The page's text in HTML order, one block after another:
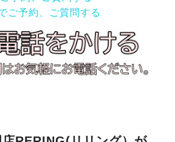
ご予約、ご質問する